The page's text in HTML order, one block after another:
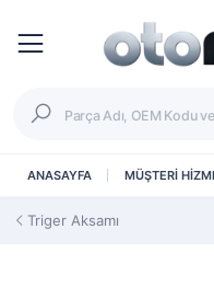
ANASAYFA MÜŞTERİ
Triger Aksamı